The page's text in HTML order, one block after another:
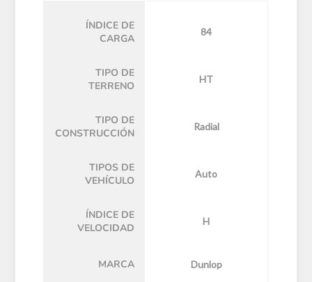
ÍNDICE DE
CARGA
84
TIPO DE
TERRENO
HT
TIPO DE
CONSTRUCCIÓN
Radial
TIPOS DE
VEHÍCULO
Auto
ÍNDICE DE
VELOCIDAD
H
MARCA Dunlop